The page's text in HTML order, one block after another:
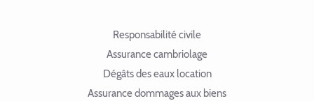
Responsabilité civile
Assurance cambriolage
Dégâts des eaux location
Assurance dommages aux biens